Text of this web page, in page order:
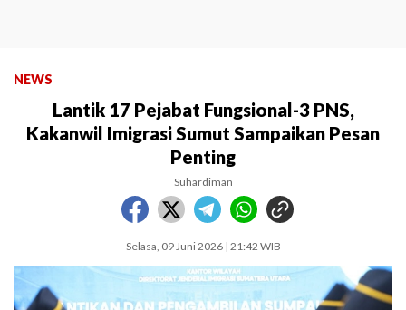
NEWS
Lantik 17 Pejabat Fungsional-3 PNS,
Kakanwil Imigrasi Sumut Sampaikan Pesan
Penting
Suhardiman
Selasa, 09 Juni 2026 | 21:42 WIB